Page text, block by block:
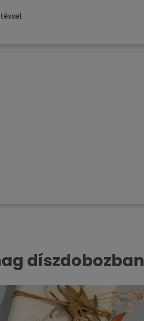
díszdobozban